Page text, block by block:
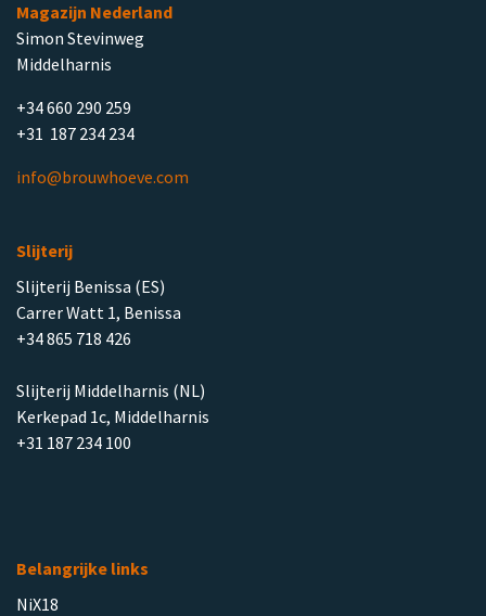
Magazijn Nederland
Simon Stevinweg
Middelharnis
+34 660 290 259
+31 187 234 234
info@brouwhoeve.com
Slijterij
Slijterij Benissa (ES)
Carrer Watt 1, Benissa
+34 865 718 426
Slijterij Middelharnis (NL)
Kerkepad 1c, Middelharnis
+31 187 234 100
Belangrijke links
NiX18